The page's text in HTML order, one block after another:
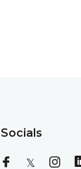
Socials